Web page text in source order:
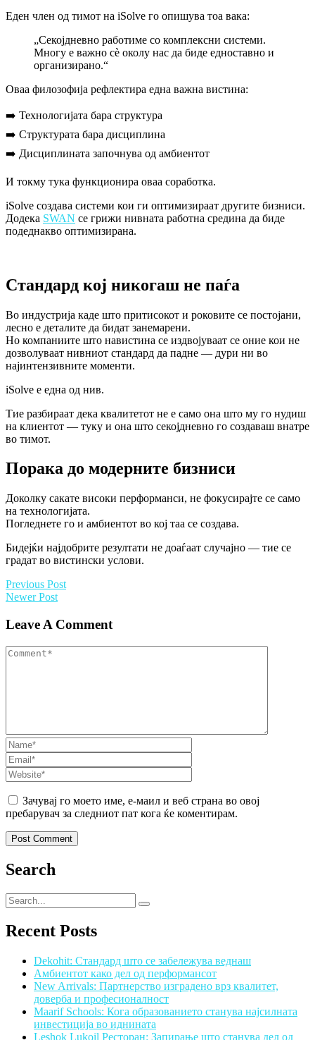
Еден член од тимот на iSolve го опишува тоа вака:
„Секојдневно работиме со комплексни системи.
Многу е важно сè околу нас да биде едноставно и
организирано.“
Оваа филозофија рефлектира една важна вистина:
➡️ Технологијата бара структура
➡️ Структурата бара дисциплина
➡️ Дисциплината започнува од амбиентот
И токму тука функционира оваа соработка.
iSolve создава системи кои ги оптимизираат другите бизниси.
Додека SWAN се грижи нивната работна средина да биде
подеднакво оптимизирана.
Стандард кој никогаш не паѓа
Во индустрија каде што притисокот и роковите се постојани,
лесно е деталите да бидат занемарени.
Но компаниите што навистина се издвојуваат се оние кои не
дозволуваат нивниот стандард да падне — дури ни во
најинтензивните моменти.
iSolve е една од нив.
Тие разбираат дека квалитетот не е само она што му го нудиш
на клиентот — туку и она што секојдневно го создаваш внатре
во тимот.
Порака до модерните бизниси
Доколку сакате високи перформанси, не фокусирајте се само
на технологијата.
Погледнете го и амбиентот во кој таа се создава.
Бидејќи најдобрите резултати не доаѓаат случајно — тие се
градат во вистински услови.
Previous Post
Newer Post
Leave A Comment
Зачувај го моето име, е-маил и веб страна во овој
пребарувач за следниот пат кога ќе коментирам.
Search
Recent Posts
Dekohit: Стандард што се забележува веднаш
Амбиентот како дел од перформансот
New Arrivals: Партнерство изградено врз квалитет,
доверба и професионалност
Maarif Schools: Кога образованието станува најсилната
инвестиција во иднината
Leshok Lukoil Ресторан: Запирање што станува дел од